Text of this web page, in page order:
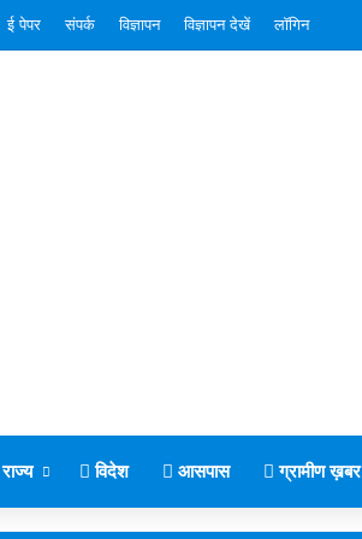
ई पेपर संपर्क विज्ञापन विज्ञापन देखें लॉगिन
राज्य विदेश आसपास ग्रामीण ख़बर